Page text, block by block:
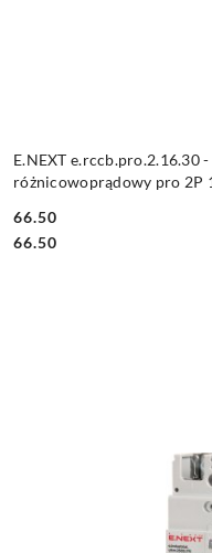
E.NEXT e.rccb.pro.2.16.30
różnicowoprądowy pro 2P
Cena:
66.50
Cena:
66.50